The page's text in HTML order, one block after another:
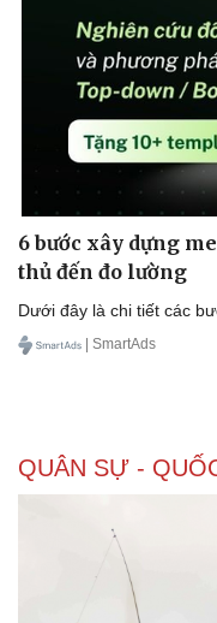
Sức khỏe
Dinh dưỡng - món ngon
Nam khoa
Làm đẹp - giảm cân
Ăn sạch sống khỏe
6 bước xây dựng
thủ đến đo lường
Dưới đây là chi tiết các
| SmartAds
QUÂN SỰ -